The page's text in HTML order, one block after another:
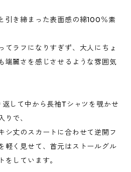
引き締まった表面感の綿100％素
てラフになりすぎず、大人にちょ
端麗さを感じさせるような雰囲気
して中から長袖Tシャツを覗かせ
りで、
シ丈のスカートに合わせて逆開フ
軽く見せて、首元はストールグル
をしています。